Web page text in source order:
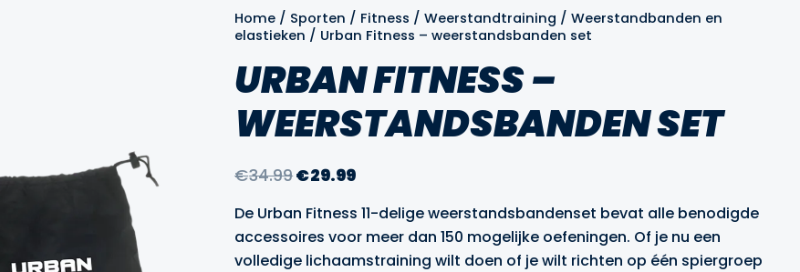
Home / Sporten / Fitness /Weerstandtraining /Weerstandbanden en
elastieken / Urban Fitness – weerstandsbanden set
URBAN FITNESS –
WEERSTANDSBANDEN SET
€34.99Oorspronkelijke
was:
€34.99.
€29.99Huidige
is:
€29.99.
De Urban Fitness 11-delige weerstandsbandenset bevat alle benodigde
accessoires voor meer dan 150 mogelijke oefeningen. Of je nu een
volledige lichaamstraining wilt doen of je wilt richten op één spiergroep